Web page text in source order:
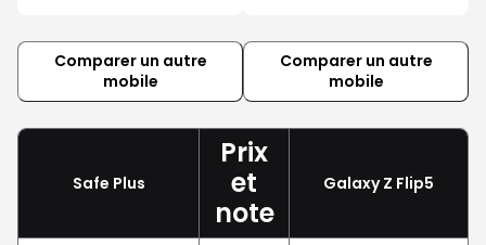
Comparer un autre
mobile
Comparer un autre
mobile
Safe Plus
Prix
et
note
Galaxy Z Flip5